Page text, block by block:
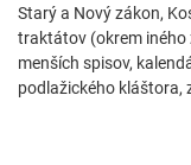
Starý a Nový zákon,
traktátov (okrem iného
menších spisov,
podlažického kláštora,